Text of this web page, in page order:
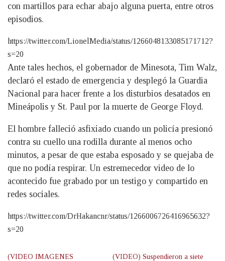
con martillos para echar abajo alguna puerta, entre otros
episodios.
https://twitter.com/LionelMedia/status/1266048133085171712?
s=20
Ante tales hechos, el gobernador de Minesota, Tim Walz,
declaró el estado de emergencia y desplegó la Guardia
Nacional para hacer frente a los disturbios desatados en
Mineápolis y St. Paul por la muerte de George Floyd.
El hombre falleció asfixiado cuando un policía presionó
contra su cuello una rodilla durante al menos ocho
minutos, a pesar de que estaba esposado y se quejaba de
que no podía respirar. Un estremecedor video de lo
acontecido fue grabado por un testigo y compartido en
redes sociales.
https://twitter.com/DrHakancnr/status/1266006726416965632?
s=20
(VIDEO IMAGENES
(VIDEO) Suspendieron a siete